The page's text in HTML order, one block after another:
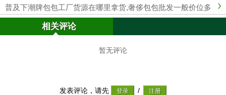
普及下潮牌包包工厂货源在哪里拿货,奢侈包包批发一般价位多
少
相关评论
暂无评论
发表评论，请先 /